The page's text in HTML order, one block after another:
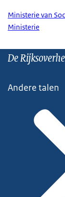
Ministerie van
Ministerie
De
Andere talen